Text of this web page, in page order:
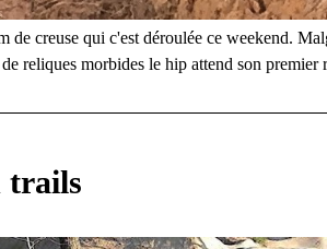
de creuse qui c'est déroulée ce weekend.
reliques morbides le hip attend son premier
trails